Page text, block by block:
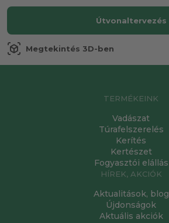
Útvonaltervezés
view_in_ar Megtekintés 3D-ben
TERMÉKEINK
Vadászat
Túrafelszerelés
Kerítés
Kertészet
Fogyasztói elállás
HÍREK, AKCIÓK
Aktualitások, blog
Újdonságok
Aktuális akciók